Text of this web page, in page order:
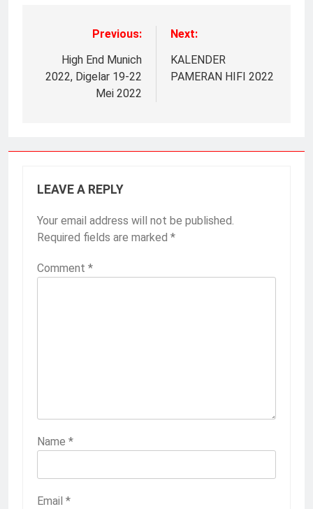
Previous:
High End Munich
2022, Digelar 19-22
Mei 2022
Next:
KALENDER
PAMERAN HIFI 2022
LEAVE A REPLY
Your email address will not be published.
Required fields are marked *
Comment *
Name *
Email *